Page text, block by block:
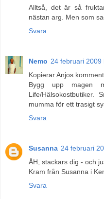
Alltså, det är så
nästan arg. Men som
Svara
Nemo 24 februari 2009
Kopierar Anjos
Bygg upp magen
Life/
mumma för ett trasigt
Svara
Susanna 24 februari
ÅH, stackars dig - och
Kram från Susanna i
Svara